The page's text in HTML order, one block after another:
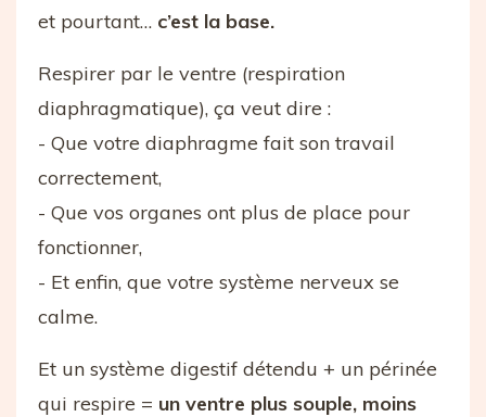
et pourtant… c’est la base.
Respirer par le ventre (respiration
diaphragmatique), ça veut dire :
- Que votre diaphragme fait son travail
correctement,
- Que vos organes ont plus de place pour
fonctionner,
- Et enfin, que votre système nerveux se
calme.
Et un système digestif détendu + un périnée
qui respire = un ventre plus souple, moins